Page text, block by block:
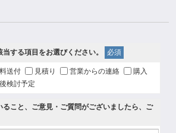
する項目をお選びください。 必須
送付 見積り 営業からの連絡
購入
検討予定
ること、ご意見・ご質問がございましたら、ご